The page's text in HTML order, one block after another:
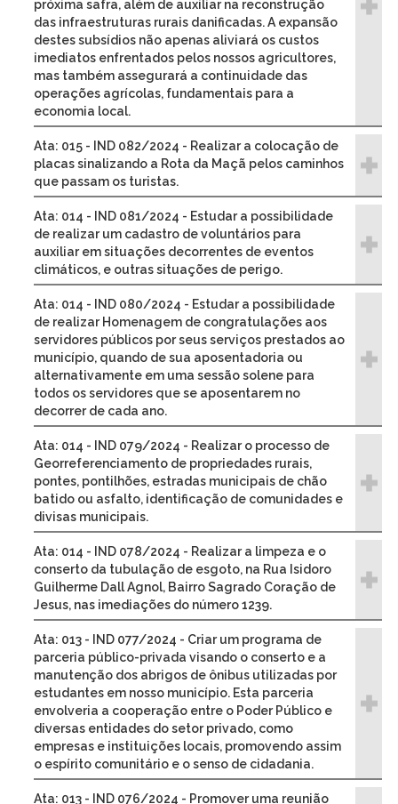
próxima safra, além de auxiliar na reconstrução
das infraestruturas rurais danificadas. A expansão
destes subsídios não apenas aliviará os custos
imediatos enfrentados pelos nossos agricultores,
mas também assegurará a continuidade das
operações agrícolas, fundamentais para a
economia local.
Ata: 015 - IND 082/2024 - Realizar a colocação de
placas sinalizando a Rota da Maçã pelos caminhos
que passam os turistas.
Ata: 014 - IND 081/2024 - Estudar a possibilidade
de realizar um cadastro de voluntários para
auxiliar em situações decorrentes de eventos
climáticos, e outras situações de perigo.
Ata: 014 - IND 080/2024 - Estudar a possibilidade
de realizar Homenagem de congratulações aos
servidores públicos por seus serviços prestados ao
município, quando de sua aposentadoria ou
alternativamente em uma sessão solene para
todos os servidores que se aposentarem no
decorrer de cada ano.
Ata: 014 - IND 079/2024 - Realizar o processo de
Georreferenciamento de propriedades rurais,
pontes, pontilhões, estradas municipais de chão
batido ou asfalto, identificação de comunidades e
divisas municipais.
Ata: 014 - IND 078/2024 - Realizar a limpeza e o
conserto da tubulação de esgoto, na Rua Isidoro
Guilherme Dall Agnol, Bairro Sagrado Coração de
Jesus, nas imediações do número 1239.
Ata: 013 - IND 077/2024 - Criar um programa de
parceria público-privada visando o conserto e a
manutenção dos abrigos de ônibus utilizadas por
estudantes em nosso município. Esta parceria
envolveria a cooperação entre o Poder Público e
diversas entidades do setor privado, como
empresas e instituições locais, promovendo assim
o espírito comunitário e o senso de cidadania.
Ata: 013 - IND 076/2024 - Promover uma reunião